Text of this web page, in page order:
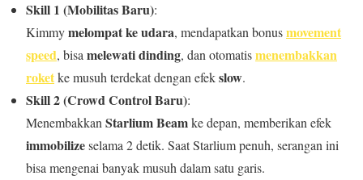
Skill 1 (Mobilitas Baru):
Kimmymelompat ke udara, mendapatkan bonusmovement
speed, bisa melewati dinding, dan otomatismenembakkan
roketke musuh terdekat dengan efekslow.
Skill 2 (Crowd Control Baru):
Menembakkan Starlium Beamke depan, memberikan efek
immobilizeselama 2 detik. Saat Starlium penuh, serangan ini
bisa mengenai banyak musuh dalam satu garis.